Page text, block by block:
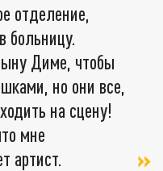
отделение,
больницу.
Диме, чтобы
но они все,
на сцену!
мне
артист.